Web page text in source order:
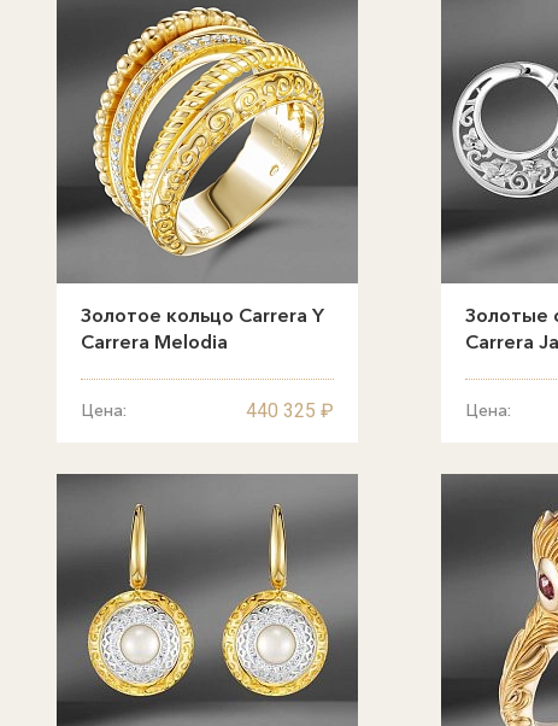
Золотое кольцо Carrera Y
Carrera Melodia
Цена: 440 325 ₽
Золотые
Carrera
Цена: